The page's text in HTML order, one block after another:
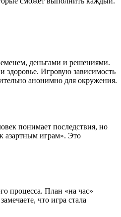
деньгами и решениями.
здоровье. Игровую зависимость
анонимно для окружения.
понимает последствия, но
азартным играм». Это
процесса. План «на час»
что игра стала